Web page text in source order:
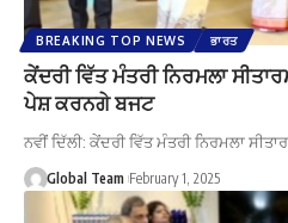
BREAKING TOP NEWS ਭਾਰਤ
ਕੇਂਦਰੀ ਵਿੱਤ ਮੰਤਰੀ ਨਿਰਮਲਾ
ਪੇਸ਼ ਕਰਨਗੇ ਬਜਟ
ਨਵੀਂ ਦਿੱਲੀ: ਕੇਂਦਰੀ ਵਿੱਤ ਮੰਤਰੀ ਨਿਰਮਲਾ
Global Team February 1, 2025